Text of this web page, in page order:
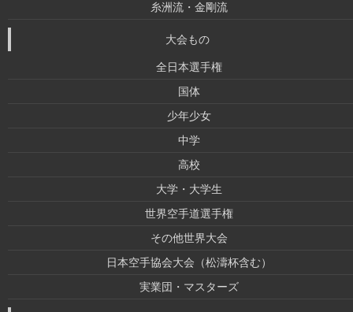
糸洲流・金剛流
大会もの
全日本選手権
国体
少年少女
中学
高校
大学・大学生
世界空手道選手権
その他世界大会
日本空手協会大会（松濤杯含む）
実業団・マスターズ